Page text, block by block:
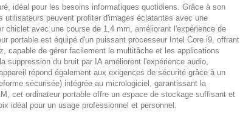
idéal pour les besoins informatiques quotidiens. Grâce à son
peuvent profiter d'images éclatantes avec une
chiclet avec une course de 1,4 mm, améliorant l'expérience de
portable est équipé d'un puissant processeur Intel Core i9, offrant
capable de gérer facilement le multitâche et les applications
du bruit par IA améliorent l'expérience audio,
répond également aux exigences de sécurité grâce à un
sécurisée) intégrée au micrologiciel, garantissant la
cet ordinateur portable offre un espace de stockage suffisant et
idéal pour un usage professionnel et personnel.